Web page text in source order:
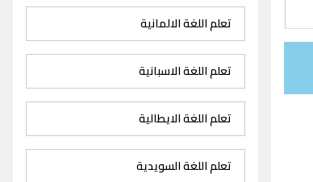
تعلم اللغة الالمانية
تعلم اللغة الاسبانية
تعلم اللغة الايطالية
تعلم اللغة السويدية